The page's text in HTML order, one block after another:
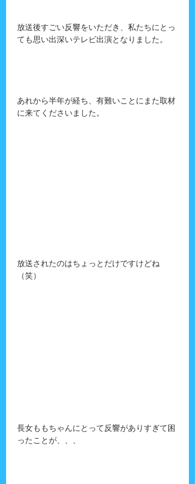
放送後すごい反響をいただき、私たちにとっ
ても思い出深いテレビ出演となりました。
あれから半年が経ち、有難いことにまた取材
に来てくださいました。
放送されたのはちょっとだけですけどね
（笑）
長女ももちゃんにとって反響がありすぎて困
ったことが、、、